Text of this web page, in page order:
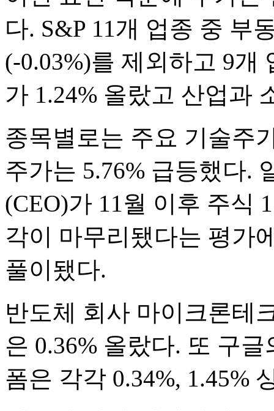
다. S&P 11개 업종 중 부
(-0.03%)를 제외하고 9개
가 1.24% 올랐고 산업과
종목별로는 주요 기술주
주가는 5.76% 급등했다.
(CEO)가 11월 이후 주식
각이 마무리됐다는 평가
풀이됐다.
반도체 회사 마이크론테
은 0.36% 올랐다. 또 구
폼은 각각 0.34%, 1.45%